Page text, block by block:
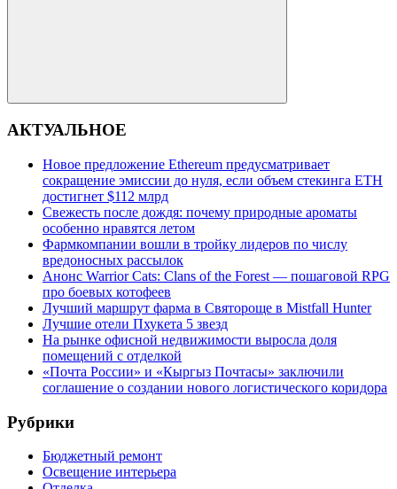
Поиск
АКТУАЛЬНОЕ
Новое предложение Ethereum предусматривает
сокращение эмиссии до нуля, если объем стекинга ETH
достигнет $112 млрд
Свежесть после дождя: почему природные ароматы
особенно нравятся летом
Фармкомпании вошли в тройку лидеров по числу
вредоносных рассылок
Анонс Warrior Cats: Clans of the Forest — пошаговой RPG
про боевых котофеев
Лучший маршрут фарма в Святороще в Mistfall Hunter
Лучшие отели Пхукета 5 звезд
На рынке офисной недвижимости выросла доля
помещений с отделкой
«Почта России» и «Кыргыз Почтасы» заключили
соглашение о создании нового логистического коридора
Рубрики
Бюджетный ремонт
Освещение интерьера